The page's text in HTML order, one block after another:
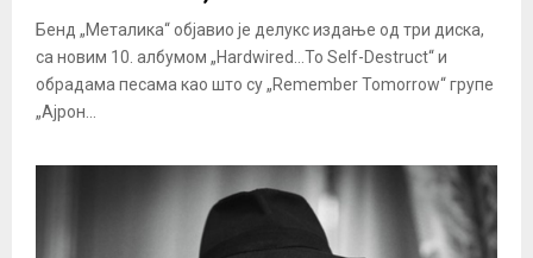
Бенд „Металика“ објавио је делукс издање од три диска,
са новим 10. албумом „Hardwired…To Self-Destruct“ и
обрадама песама као што су „Remember Tomorrow“ групе
„Ајрон...